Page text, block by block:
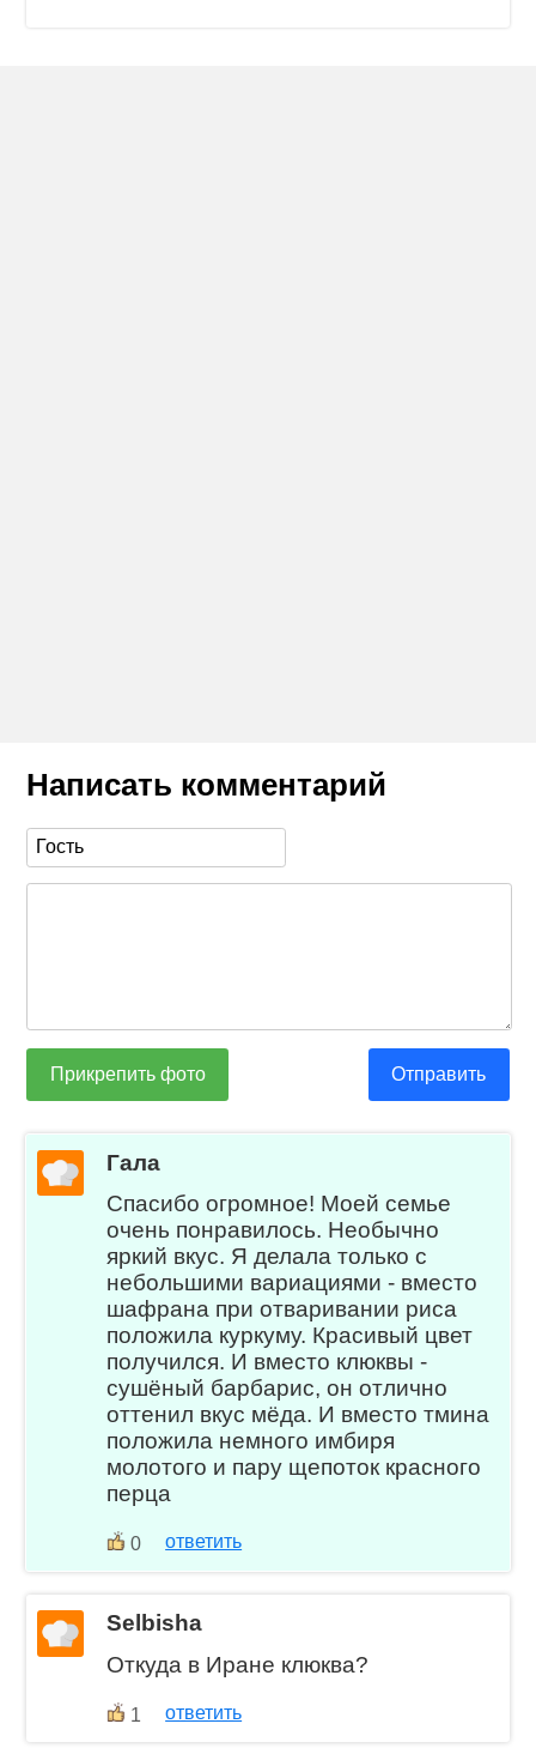
Написать комментарий
Прикрепить фото Отправить
Гала
Спасибо огромное! Моей семье
очень понравилось. Необычно
яркий вкус. Я делала только с
небольшими вариациями - вместо
шафрана при отваривании риса
положила куркуму. Красивый цвет
получился. И вместо клюквы -
сушёный барбарис, он отлично
оттенил вкус мёда. И вместо тмина
положила немного имбиря
молотого и пару щепоток красного
перца
0 ответить
Selbisha
Откуда в Иране клюква?
1 ответить